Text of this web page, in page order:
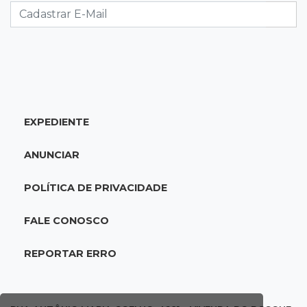
acidente com F-1000 na Av. Heráclito
18:28Concurso 3.042
acumulado em R$ 165 milhões
18:05Energia renovável
Produção de biodiesel cresce 32% em MS e
abordagem policial no Noroeste
EXPEDIENTE
ANUNCIAR
POLÍTICA DE PRIVACIDADE
FALE CONOSCO
REPORTAR ERRO